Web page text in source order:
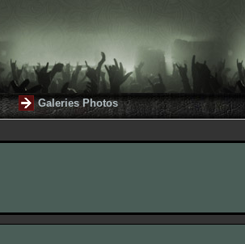
Galeries Photos